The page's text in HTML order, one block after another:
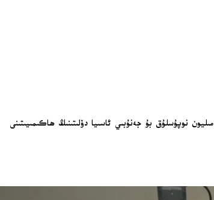
تارىق رەھمان، ئاخىرىدا سەھنىگە چىقتى. 60 ياشلىق باڭلادىش مىللەتچى پارتىيەسى رەھبىرى، «تېخىمۇ ياخشى قىلىش» قىزغىنلىقى دەپ ئاتىغان بىر تەسەۋۋۇر بىلەن، 170 مىليون نوپۇسلۇق بۇ جەنۇبىي ئاسىيا دۆلىتىنىڭ ھاكىمىيىتىنى